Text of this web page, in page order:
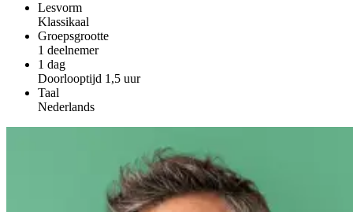
Lesvorm
Klassikaal
Groepsgrootte
1 deelnemer
1 dag
Doorlooptijd 1,5 uur
Taal
Nederlands